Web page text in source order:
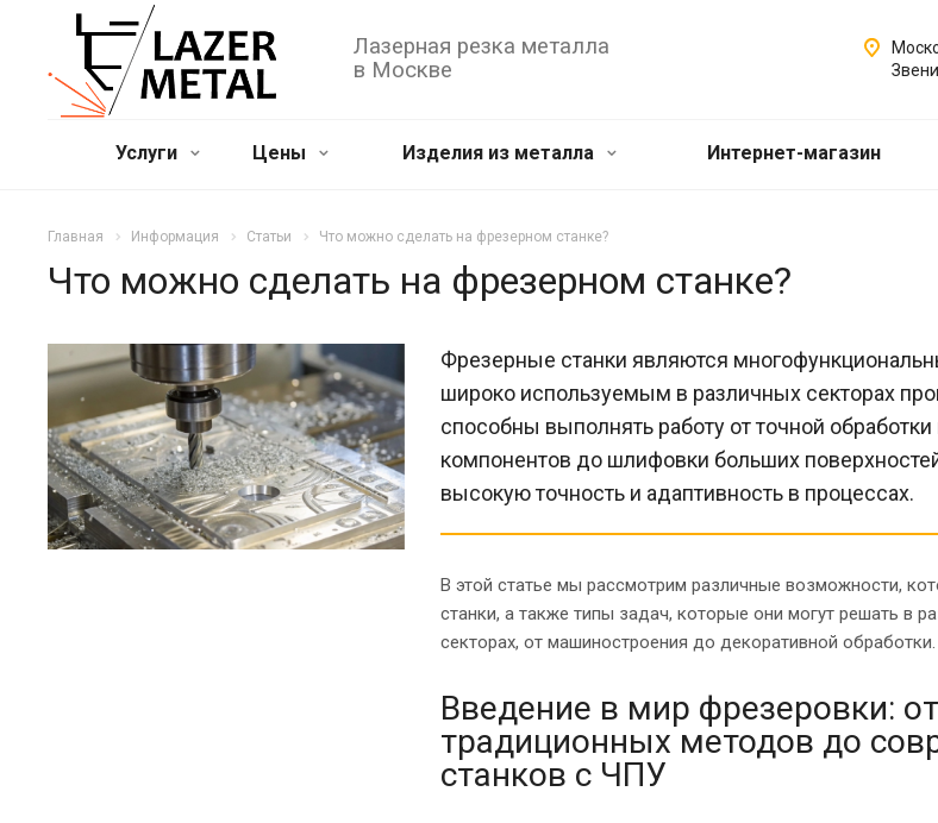
Лазерная резка металла
в Москве
Услуги Цены Изделия из металла Интернет-магазин
Главная Информация Статьи Что можно сделать на фрезерном станке?
Что можно сделать на фрезерном станке?
Фрезерные станки являются
широко используемым в различных секторах
способны выполнять работу от точной
компонентов до шлифовки больших
высокую точность и адаптивность в процессах.
В этой статье мы рассмотрим различные возможности,
станки, а также типы задач, которые они могут решать в
секторах, от машиностроения до декоративной обработки.
Введение в мир фрезеровки: от
традиционных методов до
станков с ЧПУ